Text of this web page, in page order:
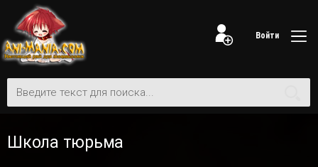
Войти
Школа тюрьма